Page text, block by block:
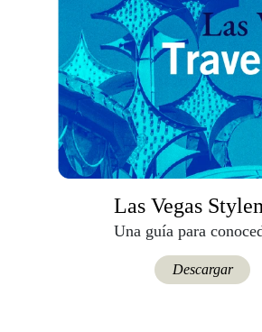
Las Vegas
Una guía para
Descargar